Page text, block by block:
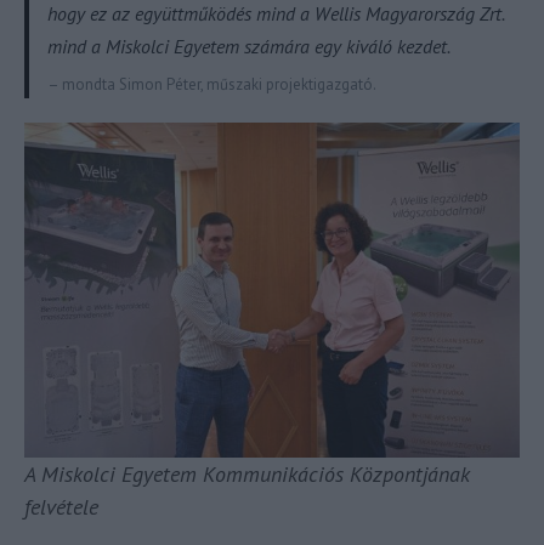
hogy ez az együttműködés mind a Wellis Magyarország Zrt.
mind a Miskolci Egyetem számára egy kiváló kezdet.
– mondta Simon Péter, műszaki projektigazgató.
A Miskolci Egyetem Kommunikációs Központjának
felvétele